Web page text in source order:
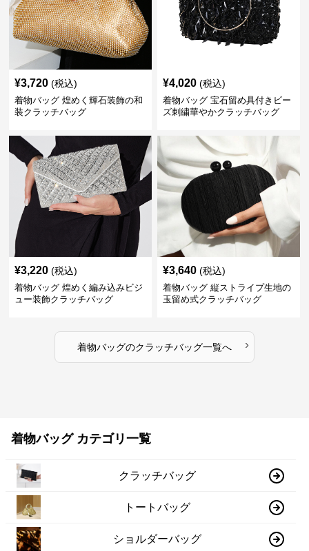
¥3,720 (税込)
着物バッグ 煌めく輝石装飾の和
装クラッチバッグ
¥4,020 (税込)
着物バッグ 宝石留め具付きビー
ズ刺繍華やかクラッチバッグ
¥3,220 (税込)
着物バッグ 煌めく編み込みビジ
ュー装飾クラッチバッグ
¥3,640 (税込)
着物バッグ 縦ストライプ生地の
玉留め式クラッチバッグ
着物バッグのクラッチバッグ一覧へ ›
着物バッグ カテゴリ一覧
クラッチバッグ
トートバッグ
ショルダーバッグ